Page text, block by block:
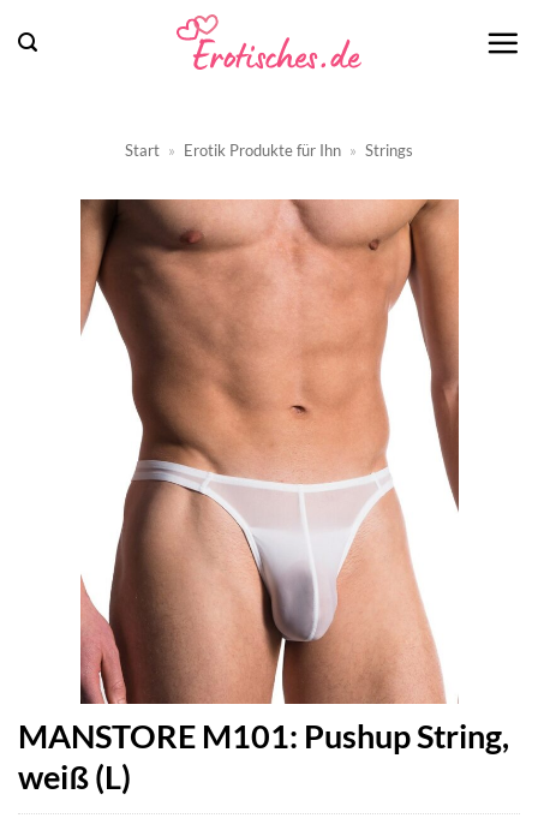
Inhalt
Start » Erotik Produkte für Ihn » Strings
MANSTORE M101: Pushup String,
weiß (L)